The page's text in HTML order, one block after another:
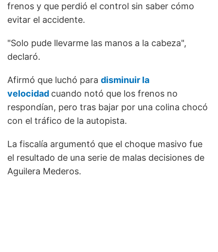
frenos y que perdió el control sin saber cómo
evitar el accidente.
"Solo pude llevarme las manos a la cabeza",
declaró.
Afirmó que luchó para disminuir la
velocidad cuando notó que los frenos no
respondían, pero tras bajar por una colina chocó
con el tráfico de la autopista.
La fiscalía argumentó que el choque masivo fue
el resultado de una serie de malas decisiones de
Aguilera Mederos.